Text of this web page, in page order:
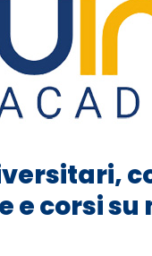
e corsi